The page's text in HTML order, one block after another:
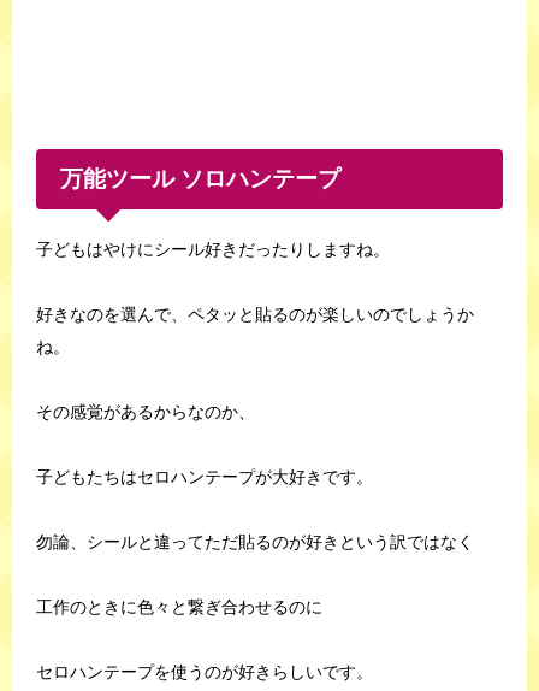
万能ツール ソロハンテープ
子どもはやけにシール好きだったりしますね。
好きなのを選んで、ペタッと貼るのが楽しいのでしょうか
ね。
その感覚があるからなのか、
子どもたちはセロハンテープが大好きです。
勿論、シールと違ってただ貼るのが好きという訳ではなく
工作のときに色々と繋ぎ合わせるのに
セロハンテープを使うのが好きらしいです。